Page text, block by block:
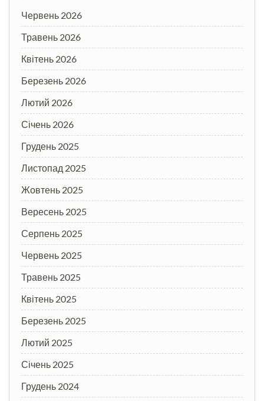
Червень 2026
Травень 2026
Квітень 2026
Березень 2026
Лютий 2026
Січень 2026
Грудень 2025
Листопад 2025
Жовтень 2025
Вересень 2025
Серпень 2025
Червень 2025
Травень 2025
Квітень 2025
Березень 2025
Лютий 2025
Січень 2025
Грудень 2024